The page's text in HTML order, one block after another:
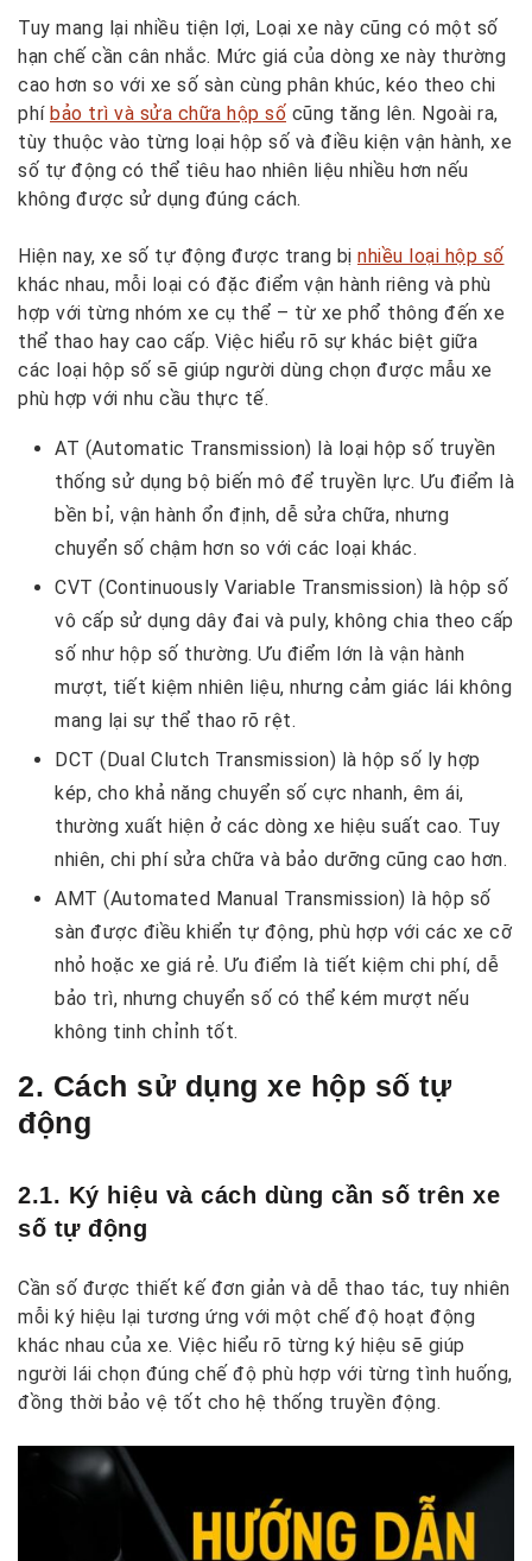
Tuy mang lại nhiều tiện lợi, Loại xe này cũng có một số
hạn chế cần cân nhắc. Mức giá của dòng xe này thường
cao hơn so với xe số sàn cùng phân khúc, kéo theo chi
phí bảo trì và sửa chữa hộp số cũng tăng lên. Ngoài ra,
tùy thuộc vào từng loại hộp số và điều kiện vận hành, xe
số tự động có thể tiêu hao nhiên liệu nhiều hơn nếu
không được sử dụng đúng cách.
Hiện nay, xe số tự động được trang bị nhiều loại hộp số
khác nhau, mỗi loại có đặc điểm vận hành riêng và phù
hợp với từng nhóm xe cụ thể – từ xe phổ thông đến xe
thể thao hay cao cấp. Việc hiểu rõ sự khác biệt giữa
các loại hộp số sẽ giúp người dùng chọn được mẫu xe
phù hợp với nhu cầu thực tế.
AT (Automatic Transmission) là loại hộp số truyền
thống sử dụng bộ biến mô để truyền lực. Ưu điểm là
bền bỉ, vận hành ổn định, dễ sửa chữa, nhưng
chuyển số chậm hơn so với các loại khác.
CVT (Continuously Variable Transmission) là hộp số
vô cấp sử dụng dây đai và puly, không chia theo cấp
số như hộp số thường. Ưu điểm lớn là vận hành
mượt, tiết kiệm nhiên liệu, nhưng cảm giác lái không
mang lại sự thể thao rõ rệt.
DCT (Dual Clutch Transmission) là hộp số ly hợp
kép, cho khả năng chuyển số cực nhanh, êm ái,
thường xuất hiện ở các dòng xe hiệu suất cao. Tuy
nhiên, chi phí sửa chữa và bảo dưỡng cũng cao hơn.
AMT (Automated Manual Transmission) là hộp số
sàn được điều khiển tự động, phù hợp với các xe cỡ
nhỏ hoặc xe giá rẻ. Ưu điểm là tiết kiệm chi phí, dễ
bảo trì, nhưng chuyển số có thể kém mượt nếu
không tinh chỉnh tốt.
2. Cách sử dụng xe hộp số tự
động
2.1. Ký hiệu và cách dùng cần số trên xe
số tự động
Cần số được thiết kế đơn giản và dễ thao tác, tuy nhiên
mỗi ký hiệu lại tương ứng với một chế độ hoạt động
khác nhau của xe. Việc hiểu rõ từng ký hiệu sẽ giúp
người lái chọn đúng chế độ phù hợp với từng tình huống,
đồng thời bảo vệ tốt cho hệ thống truyền động.